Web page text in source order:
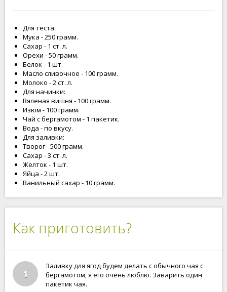
Для теста:
Мука - 250 грамм.
Сахар - 1 ст. л.
Орехи - 50 грамм.
Белок - 1 шт.
Масло сливочное - 100 грамм.
Молоко - 2 ст. л.
Для начинки:
Вяленая вишня - 100 грамм.
Изюм - 100 грамм.
Чай с бергамотом - 1 пакетик.
Вода - по вкусу.
Для заливки:
Творог - 500 грамм.
Сахар - 3 ст. л.
Желток - 1 шт.
Яйца - 2 шт.
Ванильный сахар - 10 грамм.
Как приготовить?
1
Заливку для ягод будем делать с обычного чая с
бергамотом, я его очень люблю. Заварить один
пакетик чая.